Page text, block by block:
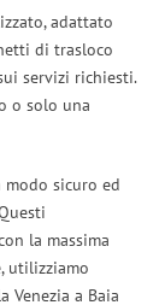
adattato
di trasloco
servizi richiesti.
o solo una
sicuro ed
la massima
utilizziamo
a Baia